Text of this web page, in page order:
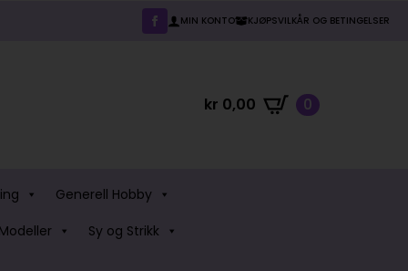
MIN KONTO KJØPSVILKÅR OG BETINGELSER
kr 0,00 0
Generell Hobby
Sy og Strikk